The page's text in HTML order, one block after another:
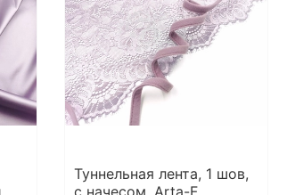
Туннельная лента, 1 шов,